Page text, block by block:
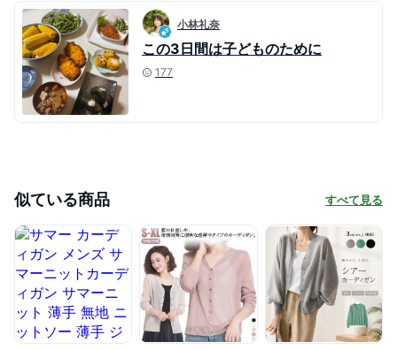
小林礼奈
この3日間は子どものために
177
似ている商品 すべて見る